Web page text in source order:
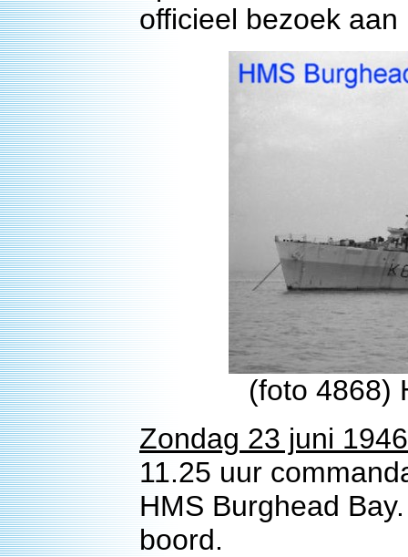
officieel bezoek aan
(foto 4868)
Zondag 23 juni
11.25 uur
HMS Burghead
boord.